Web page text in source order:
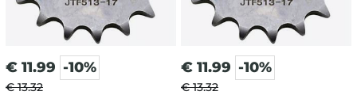
€ 11.99 -10%
€ 13.32
€ 11.99 -10%
€ 13.32